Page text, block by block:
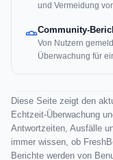
und Vermeidung
Community-
Von Nutzern
Überwachung für
Diese Seite zeigt den
Echtzeit-Überwachung
Antwortzeiten, Ausfälle
immer wissen, ob
Berichte werden von